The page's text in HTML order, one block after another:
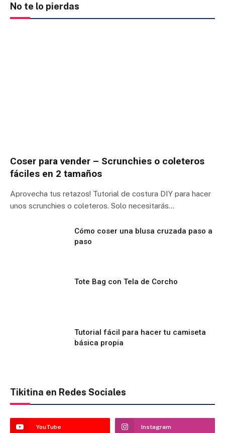
No te lo pierdas
Coser para vender – Scrunchies o coleteros
fáciles en 2 tamaños
Aprovecha tus retazos! Tutorial de costura DIY para hacer
unos scrunchies o coleteros. Solo necesitarás…
Cómo coser una blusa cruzada paso a
paso
Tote Bag con Tela de Corcho
Tutorial fácil para hacer tu camiseta
básica propia
Tikitina en Redes Sociales
YouTube Instagram